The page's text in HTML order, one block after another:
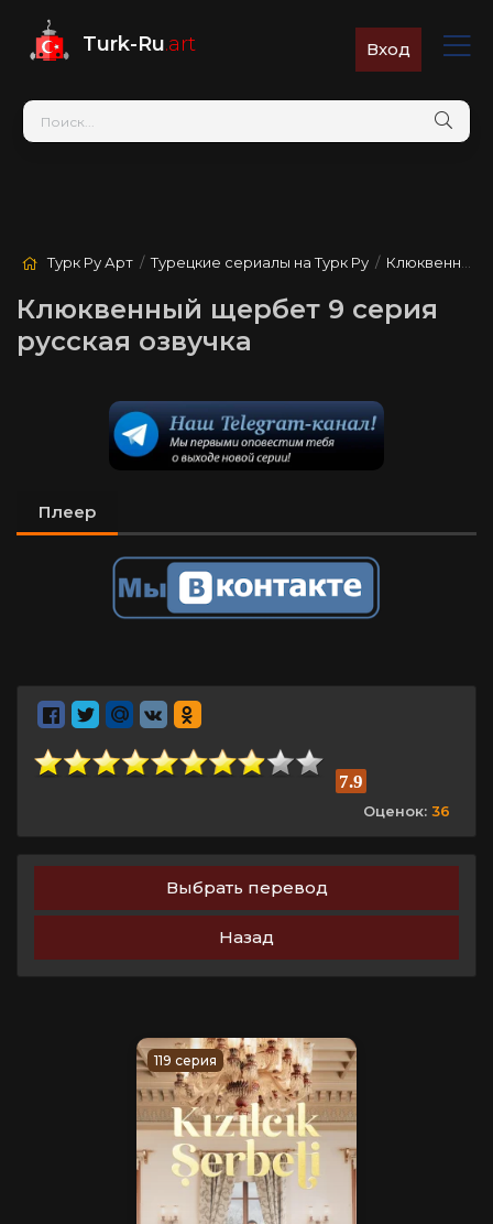
Turk-Ru.art Вход
Турк Ру Арт /Турецкие сериалы на Турк Ру / Клюквенный щербет
Клюквенный щербет 9 серия
русская озвучка
Плеер
7.9
Оценок: 36
Выбрать перевод
Назад
119 серия